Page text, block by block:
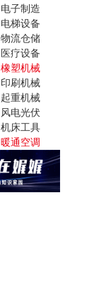
电子制造
电梯设备
物流仓储
医疗设备
橡塑机械
印刷机械
起重机械
风电光伏
机床工具
暖通空调